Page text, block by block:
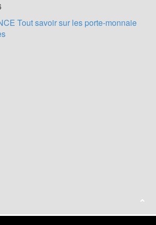
Tout savoir sur les porte-monnaie